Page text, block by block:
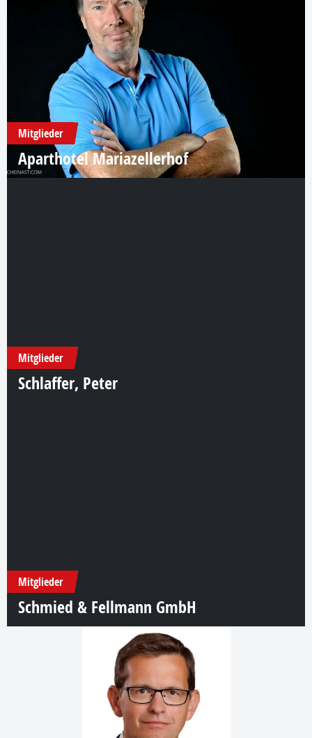
Mitglieder
Aparthotel Mariazellerhof
Mitglieder
Schlaffer, Peter
Mitglieder
Schmied & Fellmann GmbH